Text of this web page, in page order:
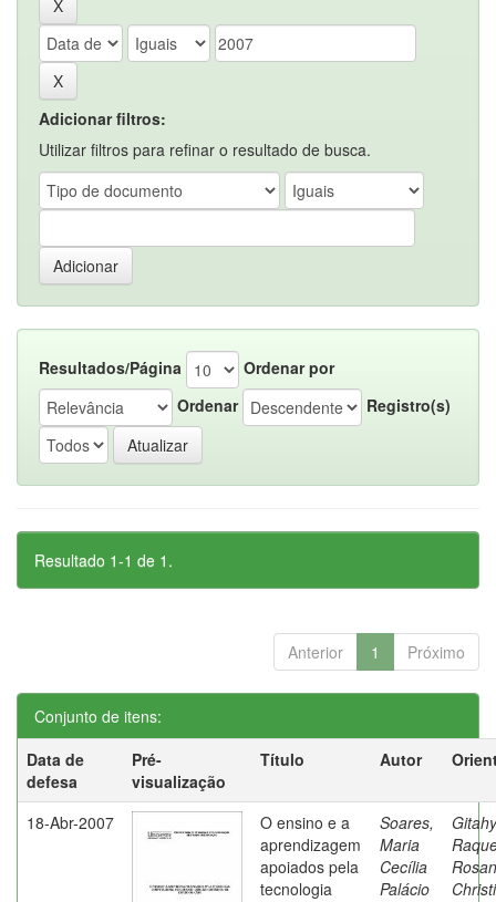
Adicionar filtros:
Utilizar filtros para refinar o resultado de busca.
Resultados/Página
Ordenar por
Ordenar
Registro(s)
Resultado 1-1 de 1.
Anterior 1 Próximo
Conjunto de itens:
Data de
defesa
Pré-
visualização
Título Autor
18-Abr-2007
O ensino e a
aprendizagem
apoiados pela
tecnologia
Soares,
Maria
Cecília
Palácio
Rosan